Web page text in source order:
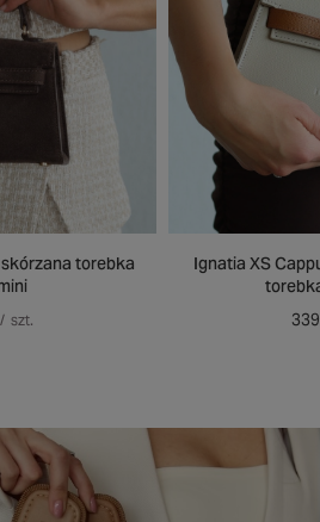
torebka
/ szt.
Ignatia XS